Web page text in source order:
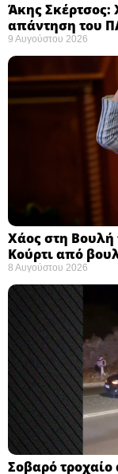
Άκης Σκέρτσος:
απάντηση του
9 Αυγούστου 2026
Χάος στη
Κούρτι από
8 Αυγούστου 2026
Σοβαρό